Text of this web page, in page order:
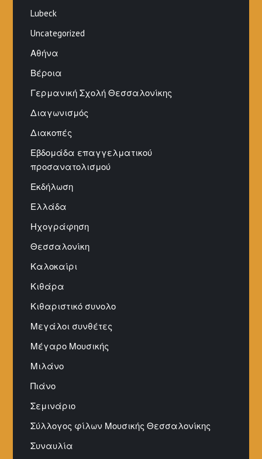
Lubeck
Uncategorized
Αθήνα
Βέροια
Γερμανική Σχολή Θεσσαλονίκης
Διαγωνισμός
Διακοπές
Εβδομάδα επαγγελματικού
προσανατολισμού
Εκδήλωση
Ελλάδα
Ηχογράφηση
Θεσσαλονίκη
Καλοκαίρι
Κιθάρα
Κιθαριστικό συνολο
Μεγάλοι συνθέτες
Μέγαρο Μουσικής
Μιλάνο
Πιάνο
Σεμινάριο
Σύλλογος φίλων Μουσικής Θεσσαλονίκης
Συναυλία